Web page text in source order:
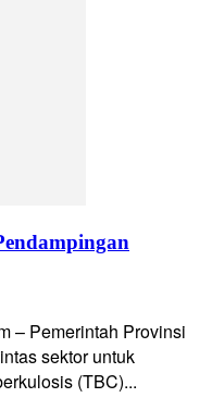
– Pemerintah Provinsi
sektor untuk
(TBC)...